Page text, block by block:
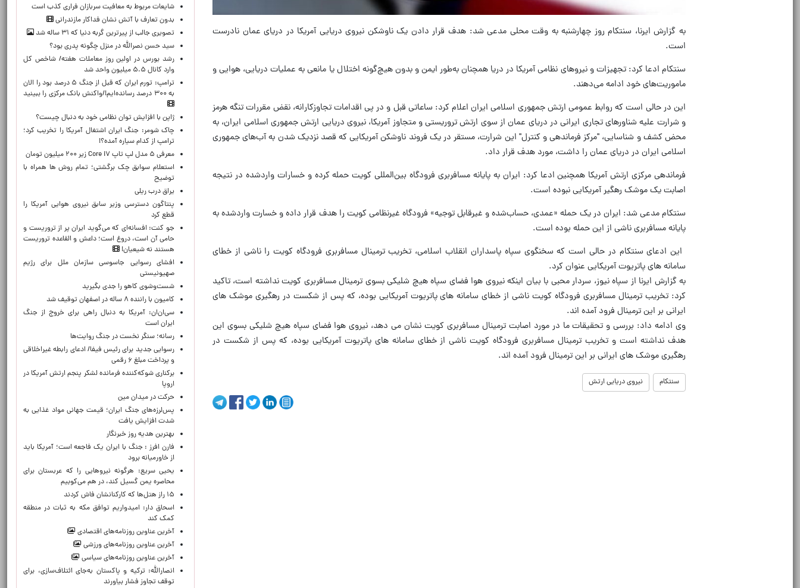
به گزارش ایرنا، سنتکام روز چهارشنبه به وقت محلی مدعی شد: هدف قرار دادن یک ناوشکن نیروی دریایی آمریکا در دریای عمان نادرست
است.
سنتکام ادعا کرد: تجهیزات و نیروهای نظامی آمریکا در دریا همچنان به‌طور ایمن و بدون هیچ‌گونه اختلال یا مانعی به عملیات دریایی، هوایی و
ماموریت‌های خود ادامه می‌دهند.
این در حالی است که روابط عمومی ارتش جمهوری اسلامی ایران اعلام کرد: ساعاتی قبل و در پی اقدامات تجاوزکارانه، نقض مقررات تنگه هرمز
و شرارت علیه شناورهای تجاری ایرانی در دریای عمان از سوی ارتش تروریستی و متجاوز آمریکا، نیروی دریایی ارتش جمهوری اسلامی ایران، به
محض کشف و شناسایی، "مرکز فرماندهی و کنترل" این شرارت، مستقر در یک فروند ناوشکن آمریکایی که قصد نزدیک شدن به آب‌های جمهوری
اسلامی ایران در دریای عمان را داشت، مورد هدف قرار داد.
فرماندهی مرکزی ارتش آمریکا همچنین ادعا کرد: ایران به پایانه مسافربری فرودگاه بین‌المللی کویت حمله کرده و خسارات واردشده در نتیجه
اصابت یک موشک رهگیر آمریکایی نبوده است.
سنتکام مدعی شد: ایران در یک حمله «عمدی، حساب‌شده و غیرقابل توجیه» فرودگاه غیرنظامی کویت را هدف قرار داده و خسارت واردشده به
پایانه مسافربری ناشی از این حمله بوده است.
‏ این ادعای سنتکام در حالی است که سخنگوی سپاه پاسداران انقلاب اسلامی، تخریب ترمینال مسافربری فرودگاه کویت را ناشی از خطای
سامانه های پاتریوت آمریکایی عنوان کرد.
به گزارش ایرنا از سپاه نیوز، سردار محبی با بیان اینکه نیروی هوا فضای سپاه هیچ شلیکی بسوی ترمینال مسافربری کویت نداشته است، تاکید
کرد: تخریب ترمینال مسافربری فرودگاه کویت ناشی از خطای سامانه های پاتریوت آمریکایی بوده، که پس از شکست در رهگیری موشک های
ایرانی بر این ترمینال فرود آمده اند.
وی ادامه داد: بررسی و تحقیقات ما در مورد اصابت ترمینال مسافربری کویت نشان می دهد، نیروی هوا فضای سپاه هیچ شلیکی بسوی این
هدف نداشته است و تخریب ترمینال مسافربری فرودگاه کویت ناشی از خطای سامانه های پاتریوت آمریکایی بوده، که پس از شکست در
رهگیری موشک های ایرانی بر این ترمینال فرود آمده اند.
سنتکام نیروی دریایی ارتش
شایعات مربوط به معافیت سربازان فراری کذب است
بدون تعارف با آتش نشان فداکار مازندرانی
تصویری جالب از پیرترین گربه دنیا که ۳۱ ساله شد
سید حسن نصرالله در منزل چگونه پدری بود؟
رشد بورس در اولین روز معاملات هفته/ شاخص کل
وارد کانال ۵.۵ میلیون واحد شد
ترامپ: تورم ایران که قبل از جنگ ۵ درصد بود را الان
به ۳۰۰ درصد رسانده‌ایم!/واکنش بانک مرکزی را ببینید
ژاپن با افزایش توان نظامی خود به دنبال چیست؟
چاک شومر: جنگ ایران اشتغال آمریکا را تخریب کرد؛
ترامپ از کدام سیاره آمده؟!
معرفی ۵ مدل لپ تاپ Core i۷ زیر ۲۰۰ میلیون تومان
استعلام سوابق چک برگشتی؛ تمام روش ها همراه با
توضیح
یراق درب ریلی
پنتاگون دسترسی وزیر سابق نیروی هوایی آمریکا را
قطع کرد
جو کنت: افسانه‌ای که می‌گوید ایران پر از تروریست و
حامی آن است، دروغ است؛ داعش و القاعده تروریست
هستند نه شیعیان!
افشای رسوایی جاسوسی سازمان ملل برای رژیم
صهیونیستی
شست‌وشوی کاهو را جدی بگیرید
کامیون با راننده ۸ ساله در اصفهان توقیف شد
سی‌ان‌ان: آمریکا به دنبال راهی برای خروج از جنگ
ایران است
رسانه؛ سنگر نخست در جنگ روایت‌ها
رسوایی جدید برای رئیس فیفا/ ادعای رابطه غیراخلاقی
و پرداخت مبلغ ۶ رقمی
برکناری شوکه‌کننده فرمانده لشکر پنجم ارتش آمریکا در
اروپا
حركت در ميدان مين
پس‌لرزه‌های جنگ ایران؛ قیمت جهانی مواد غذایی به
شدت افزایش یافت
بهترین هدیه روز خبرنگار
فارن افرز : جنگ با ایران یک فاجعه است؛ آمریکا باید
از خاورمیانه برود
یحیی سریع: هرگونه نیروهایی را که عربستان برای
محاصره یمن گسیل کند، در هم می‌کوبیم
۱۵ راز هتل‌ها که کارکنانشان فاش کردند
اسحاق دار: امیدواریم توافق مکه به ثبات در منطقه
کمک کند
آخرین عناوین روزنامه‌های اقتصادی
آخرین عناوین روزنامه‌های ورزشی
آخرین عناوین روزنامه‌های سیاسی
انصارالله: ترکیه و پاکستان به‌جای ائتلاف‌سازی، برای
توقف تجاوز فشار بیاورند